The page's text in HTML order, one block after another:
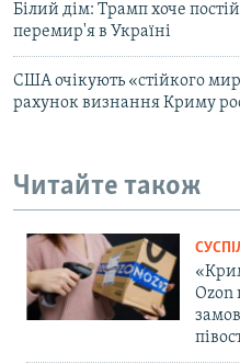
Білий дім: Трамп хоче
перемир'я в Україні
США очікують «стійкого
рахунок визнання Криму
Читайте також